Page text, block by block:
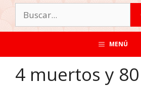
MENÚ
4 muertos y 80